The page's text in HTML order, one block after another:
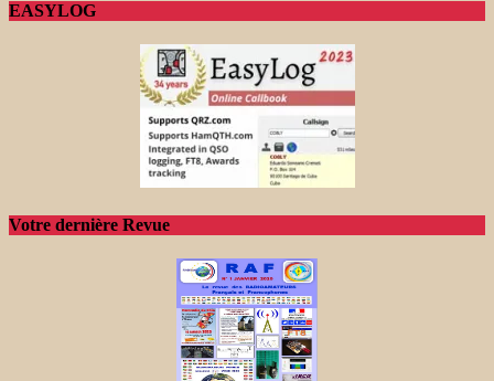
EASYLOG
Votre dernière Revue